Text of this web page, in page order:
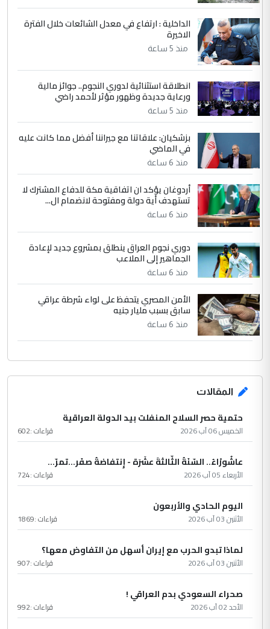
جنسية الرافد الثالث للعراق ومن اصول عريقة
ابا فرات ...
الموضوع :
الجواهري يرد على صدام حسين سل
مضجعيك يابن الزنا (نص كامل)
5 سردار
التعليق : واحد من عصابة علي ماما يسقط
جنسية الرافد الثالث للعراق ومن اصول عريقة
الموضوع :
الجواهري يرد على صدام حسين سل
مضجعيك يابن الزنا (نص كامل)
الداخلية : ارتفاع في معدل الشائعات خلال الفترة
الاخيرة
منذ 5 ساعة
انطلاقة استثنائية لدوري النجوم.. جوائز مالية
ورعاية جديدة وظهور مؤثر لأحمد راضي
منذ 5 ساعة
بزشكيان: علاقاتنا مع جيراننا أفضل مما كانت عليه
في الماضي
منذ 6 ساعة
أردوغان يؤكد ان اتفاقية مكة للدفاع المشترك لا
تستهدف أية دولة ومفتوحة لانضمام ال...
منذ 6 ساعة
دوري نجوم العراق ينطلق بمشروع جديد لإعادة
الجماهير إلى الملاعب
منذ 6 ساعة
الأمن المصري يتحفظ على لواء شرطة عراقي
سابق بسبب مليار جنيه
منذ 6 ساعة
المقالات
حتمية حصر السلاح المنفلت بيد الدولة العراقية
الخميس 06 آب 2026 قراءات :602
عاشُورْاءُ.. السّنَةُ الثّالثةَ عشَرَة - إِنتفاضةُ صفَر…تمرّ...
الأربعاء 05 آب 2026 قراءات :724
اليوم الحادي والأربعون
الأثنين 03 آب 2026 قراءات :1869
لماذا تبدو الحرب مع إيران أسهل من التفاوض معها؟
الأثنين 03 آب 2026 قراءات :907
صحراء السعودي بدم العراقي !
الأحد 02 آب 2026 قراءات :992